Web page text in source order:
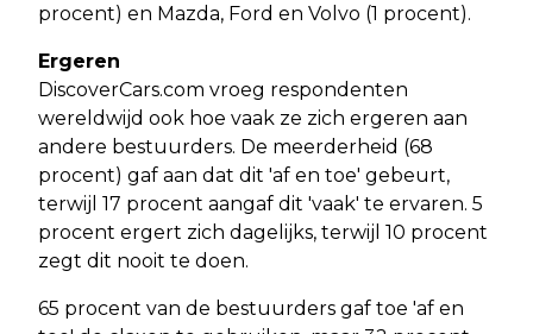
procent) en Mazda, Ford en Volvo (1 procent).
Ergeren
DiscoverCars.com vroeg respondenten
wereldwijd ook hoe vaak ze zich ergeren aan
andere bestuurders. De meerderheid (68
procent) gaf aan dat dit 'af en toe' gebeurt,
terwijl 17 procent aangaf dit 'vaak' te ervaren. 5
procent ergert zich dagelijks, terwijl 10 procent
zegt dit nooit te doen.
65 procent van de bestuurders gaf toe 'af en